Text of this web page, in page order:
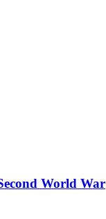
World War